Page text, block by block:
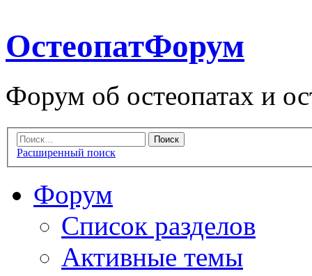
ОстеопатФорум
Форум об остеопатах и
Расширенный поиск
Форум
Список разделов
Активные темы